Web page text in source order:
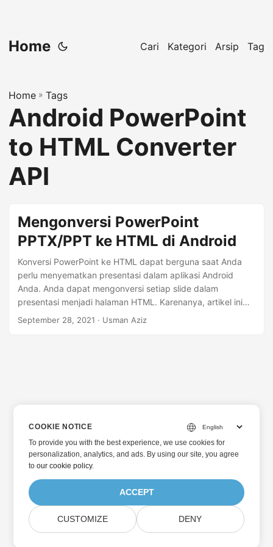
Home Cari Kategori Arsip Tag
Home » Tags
Android PowerPoint
to HTML Converter
API
Mengonversi PowerPoint
PPTX/PPT ke HTML di Android
Konversi PowerPoint ke HTML dapat berguna saat Anda
perlu menyematkan presentasi dalam aplikasi Android
Anda. Anda dapat mengonversi setiap slide dalam
presentasi menjadi halaman HTML. Karenanya, artikel ini
membahas cara mengonversi slide di PowerPoint PPTX
September 28, 2021 · Usman Aziz
COOKIE NOTICE
To provide you with the best experience, we use cookies for
personalization, analytics, and ads. By using our site, you agree
toour cookie policy.
ACCEPT
CUSTOMIZE DENY